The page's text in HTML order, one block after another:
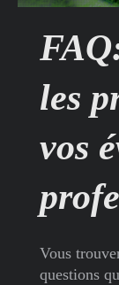
les
vos
Vous
questions